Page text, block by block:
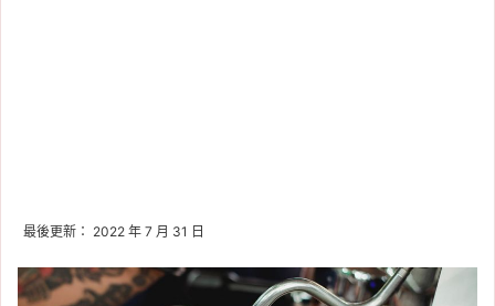
最後更新： 2022 年 7 月 31 日